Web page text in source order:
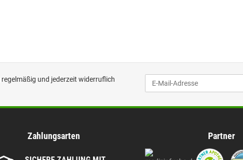
regelmäßig und jederzeit widerruflich
Zahlungsarten Partner